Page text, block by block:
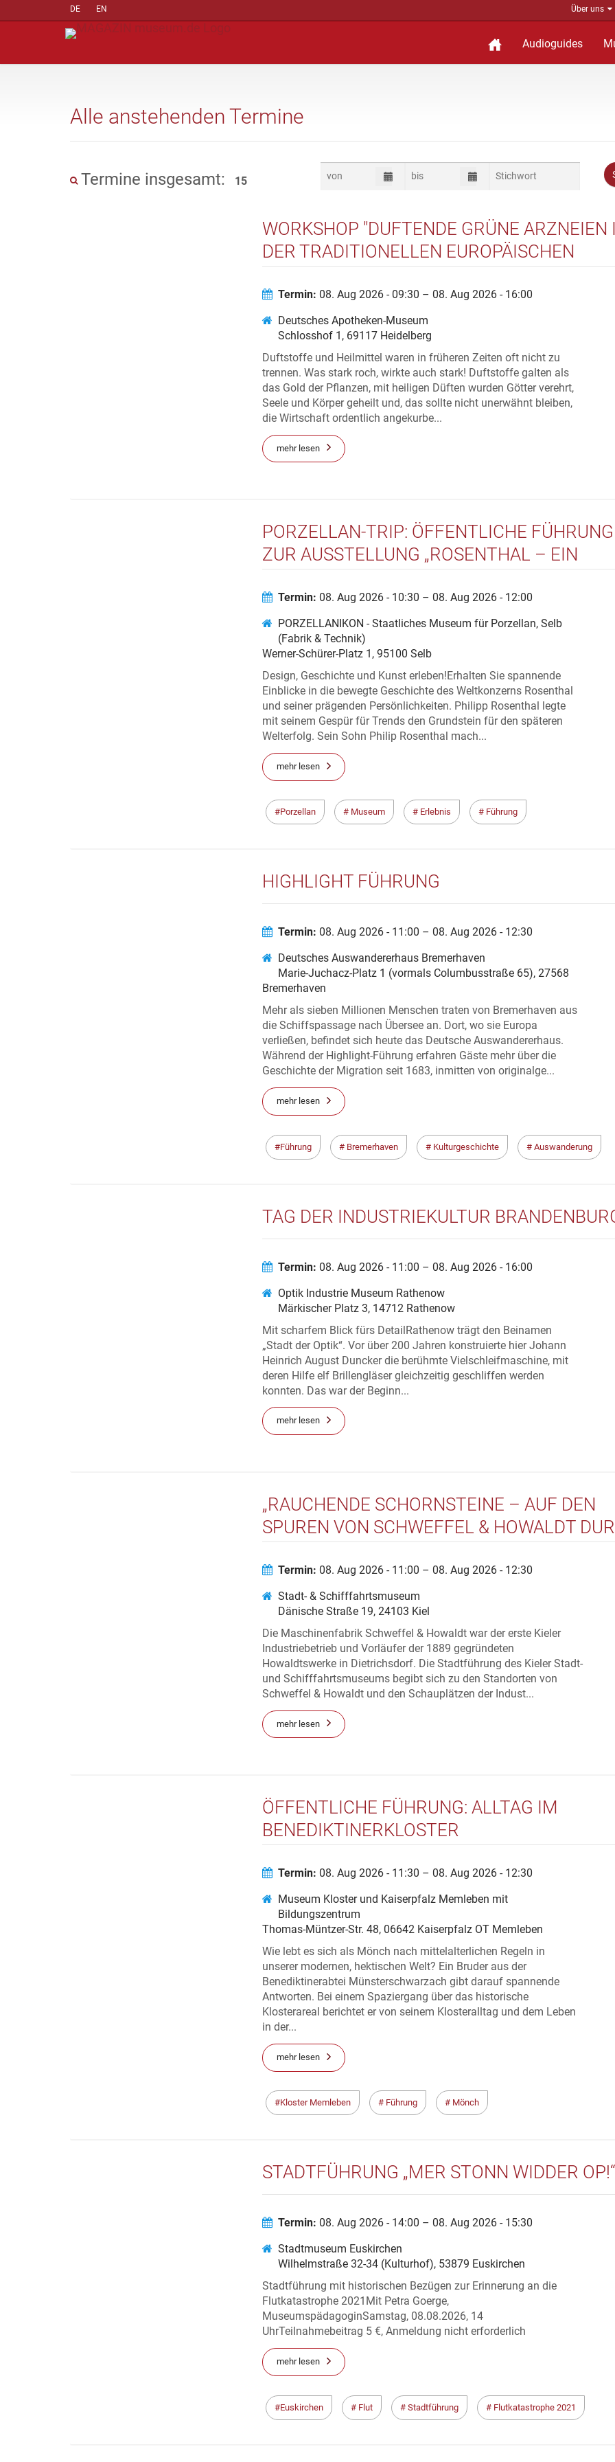
DE EN Über uns
Audioguides
Alle anstehenden Termine
Termine insgesamt: 15
WORKSHOP "DUFTENDE GRÜNE ARZNEIEN
DER TRADITIONELLEN EUROPÄISCHEN
Termin: 08. Aug 2026 - 09:30 – 08. Aug 2026 - 16:00
Deutsches Apotheken-Museum
Schlosshof 1, 69117 Heidelberg
Duftstoffe und Heilmittel waren in früheren Zeiten oft nicht zu
trennen. Was stark roch, wirkte auch stark! Duftstoffe galten als
das Gold der Pflanzen, mit heiligen Düften wurden Götter verehrt,
Seele und Körper geheilt und, das sollte nicht unerwähnt bleiben,
die Wirtschaft ordentlich angekurbe...
mehr lesen
PORZELLAN-TRIP: ÖFFENTLICHE FÜHRUNG
ZUR AUSSTELLUNG „ROSENTHAL – EIN
Termin: 08. Aug 2026 - 10:30 – 08. Aug 2026 - 12:00
PORZELLANIKON - Staatliches Museum für Porzellan, Selb
(Fabrik & Technik)
Werner-Schürer-Platz 1, 95100 Selb
Design, Geschichte und Kunst erleben!Erhalten Sie spannende
Einblicke in die bewegte Geschichte des Weltkonzerns Rosenthal
und seiner prägenden Persönlichkeiten. Philipp Rosenthal legte
mit seinem Gespür für Trends den Grundstein für den späteren
Welterfolg. Sein Sohn Philip Rosenthal mach...
mehr lesen
Porzellan Museum Erlebnis Führung
HIGHLIGHT FÜHRUNG
Termin: 08. Aug 2026 - 11:00 – 08. Aug 2026 - 12:30
Deutsches Auswandererhaus Bremerhaven
Marie-Juchacz-Platz 1 (vormals Columbusstraße 65), 27568
Bremerhaven
Mehr als sieben Millionen Menschen traten von Bremerhaven aus
die Schiffspassage nach Übersee an. Dort, wo sie Europa
verließen, befindet sich heute das Deutsche Auswandererhaus.
Während der Highlight-Führung erfahren Gäste mehr über die
Geschichte der Migration seit 1683, inmitten von originalge...
mehr lesen
Führung Bremerhaven Kulturgeschichte Auswanderung
TAG DER INDUSTRIEKULTUR
Termin: 08. Aug 2026 - 11:00 – 08. Aug 2026 - 16:00
Optik Industrie Museum Rathenow
Märkischer Platz 3, 14712 Rathenow
Mit scharfem Blick fürs DetailRathenow trägt den Beinamen
„Stadt der Optik“. Vor über 200 Jahren konstruierte hier Johann
Heinrich August Duncker die berühmte Vielschleifmaschine, mit
deren Hilfe elf Brillengläser gleichzeitig geschliffen werden
konnten. Das war der Beginn...
mehr lesen
„RAUCHENDE SCHORNSTEINE – AUF DEN
SPUREN VON SCHWEFFEL & HOWALDT
ZU DEN SCHAUPLÄTZEN DER
INDUSTRIALISIERUNG IN KIEL
Termin: 08. Aug 2026 - 11:00 – 08. Aug 2026 - 12:30
Stadt- & Schifffahrtsmuseum
Dänische Straße 19, 24103 Kiel
Die Maschinenfabrik Schweffel & Howaldt war der erste Kieler
Industriebetrieb und Vorläufer der 1889 gegründeten
Howaldtswerke in Dietrichsdorf. Die Stadtführung des Kieler Stadt-
und Schifffahrtsmuseums begibt sich zu den Standorten von
Schweffel & Howaldt und den Schauplätzen der Indust...
mehr lesen
ÖFFENTLICHE FÜHRUNG: ALLTAG IM
BENEDIKTINERKLOSTER
Termin: 08. Aug 2026 - 11:30 – 08. Aug 2026 - 12:30
Museum Kloster und Kaiserpfalz Memleben mit
Bildungszentrum
Thomas-Müntzer-Str. 48, 06642 Kaiserpfalz OT Memleben
Wie lebt es sich als Mönch nach mittelalterlichen Regeln in
unserer modernen, hektischen Welt? Ein Bruder aus der
Benediktinerabtei Münsterschwarzach gibt darauf spannende
Antworten. Bei einem Spaziergang über das historische
Klosterareal berichtet er von seinem Klosteralltag und dem Leben
in der...
mehr lesen
Kloster Memleben Führung Mönch
STADTFÜHRUNG „MER STONN WIDDER OP!“
Termin: 08. Aug 2026 - 14:00 – 08. Aug 2026 - 15:30
Stadtmuseum Euskirchen
Wilhelmstraße 32-34 (Kulturhof), 53879 Euskirchen
Stadtführung mit historischen Bezügen zur Erinnerung an die
Flutkatastrophe 2021Mit Petra Goerge,
MuseumspädagoginSamstag, 08.08.2026, 14
UhrTeilnahmebeitrag 5 €, Anmeldung nicht erforderlich
mehr lesen
Euskirchen Flut Stadtführung Flutkatastrophe 2021